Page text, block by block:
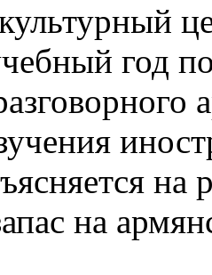
год
на
на